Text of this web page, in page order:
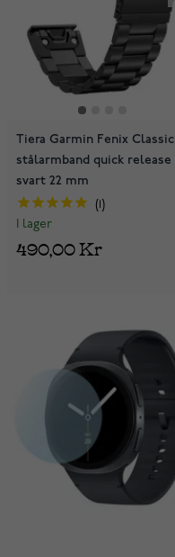
Tiera Garmin Fenix Classic
stålarmband quick release
svart 22 mm
I lager
490,00 Kr